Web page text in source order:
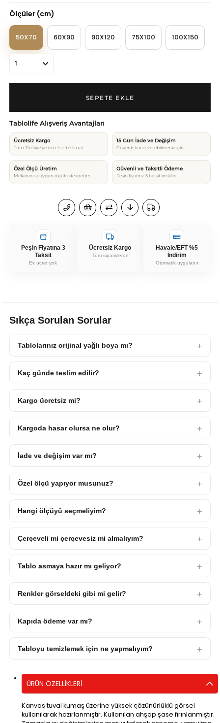
Ölçüler (cm)
50X70 60X90 90X120 75X100 100X150
Tablolife Alışveriş Avantajları
Ücretsiz Kargo
Tüm Türkiye’ye ücretsiz teslimat
15 Gün İade ve Değişim
Güvenle karar verebilmeniz için
Özel Ölçü Üretim
Mekânınıza uygun ölçülerde üretim
Güvenli ve Taksitli Ödeme
Peşin fiyatına 3 taksit imkânı
Peşin Fiyatına 3
Taksit
Ek ücret yok
Ücretsiz Kargo
Tüm siparişlerde
Havale/EFT %5
İndirim
Otomatik uygulanır
Sıkça Sorulan Sorular
Tablolarınız orijinal yağlı boya mı?
Kaç günde teslim edilir?
Kargo ücretsiz mi?
Kargoda hasar olursa ne olur?
İade ve değişim var mı?
Özel ölçü yapıyor musunuz?
Hangi ölçüyü seçmeliyim?
Çerçeveli mi çerçevesiz mi almalıyım?
Tablo asmaya hazır mı geliyor?
Renkler görseldeki gibi mi gelir?
Kapıda ödeme var mı?
Tabloyu temizlemek için ne yapmalıyım?
ÜRÜN ÖZELLIKLERI
Kanvas tuval kumaş üzerine yüksek çözünürlüklü görsel
kullanılarak hazırlanmıştır. Kullanılan ahşap şase fırınlanmıştır.